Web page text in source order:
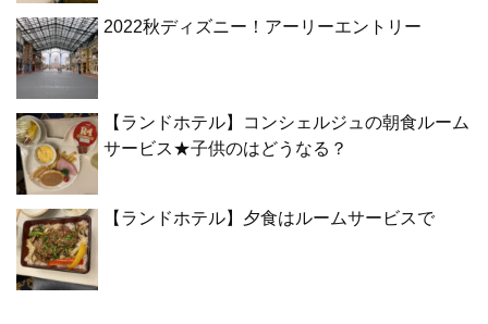
2022秋ディズニー！アーリーエントリー
【ランドホテル】コンシェルジュの朝食ルーム
サービス★子供のはどうなる？
【ランドホテル】夕食はルームサービスで